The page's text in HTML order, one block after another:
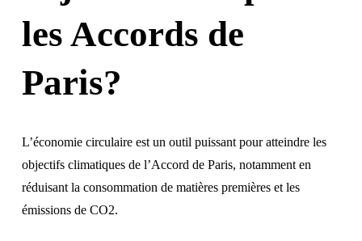
les Accords de
Paris?
L’économie circulaire est un outil puissant pour atteindre les
objectifs climatiques de l’Accord de Paris, notamment en
réduisant la consommation de matières premières et les
émissions de CO2.